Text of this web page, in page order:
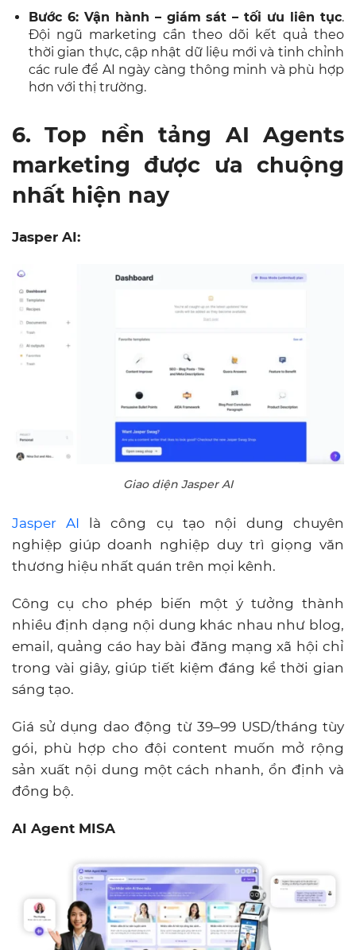
Bước 6: Vận hành – giám sát – tối ưu liên tục.
Đội ngũ marketing cần theo dõi kết quả theo
thời gian thực, cập nhật dữ liệu mới và tinh chỉnh
các rule để AI ngày càng thông minh và phù hợp
hơn với thị trường.
6. Top nền tảng AI Agents
marketing được ưa chuộng
nhất hiện nay
Jasper AI:
Giao diện Jasper AI
Jasper AI là công cụ tạo nội dung chuyên
nghiệp giúp doanh nghiệp duy trì giọng văn
thương hiệu nhất quán trên mọi kênh.
Công cụ cho phép biến một ý tưởng thành
nhiều định dạng nội dung khác nhau như blog,
email, quảng cáo hay bài đăng mạng xã hội chỉ
trong vài giây, giúp tiết kiệm đáng kể thời gian
sáng tạo.
Giá sử dụng dao động từ 39–99 USD/tháng tùy
gói, phù hợp cho đội content muốn mở rộng
sản xuất nội dung một cách nhanh, ổn định và
đồng bộ.
AI Agent MISA